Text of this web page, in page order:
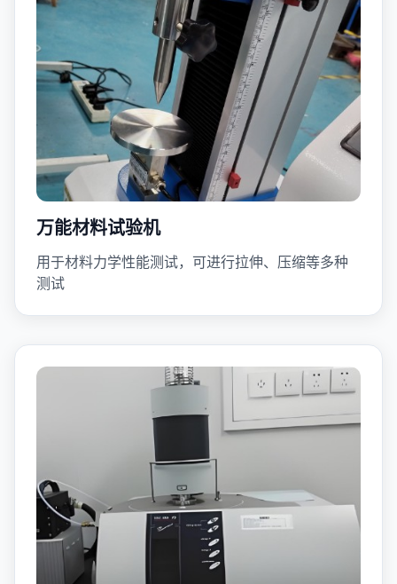
万能材料试验机
用于材料力学性能测试，可进行拉伸、压缩等多种
测试